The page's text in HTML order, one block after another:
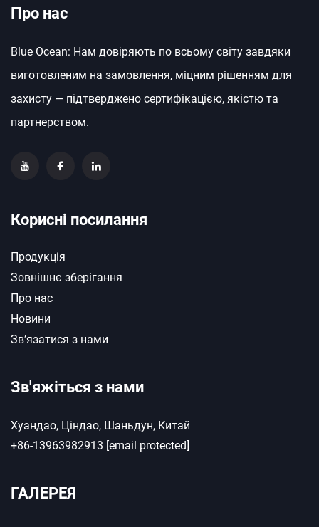
Про нас
Blue Ocean: Нам довіряють по всьому світу завдяки
виготовленим на замовлення, міцним рішенням для
захисту — підтверджено сертифікацією, якістю та
партнерством.
Корисні посилання
Продукція
Зовнішнє зберігання
Про нас
Новини
Зв’язатися з нами
Зв'яжіться з нами
Хуандао, Ціндао, Шаньдун, Китай
+86-13963982913 [email protected]
ГАЛЕРЕЯ